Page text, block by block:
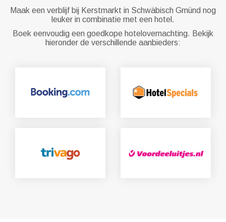
Maak een verblijf bij Kerstmarkt in Schwäbisch Gmünd nog
leuker in combinatie met een hotel.
Boek eenvoudig een goedkope hotelovernachting. Bekijk
hieronder de verschillende aanbieders: